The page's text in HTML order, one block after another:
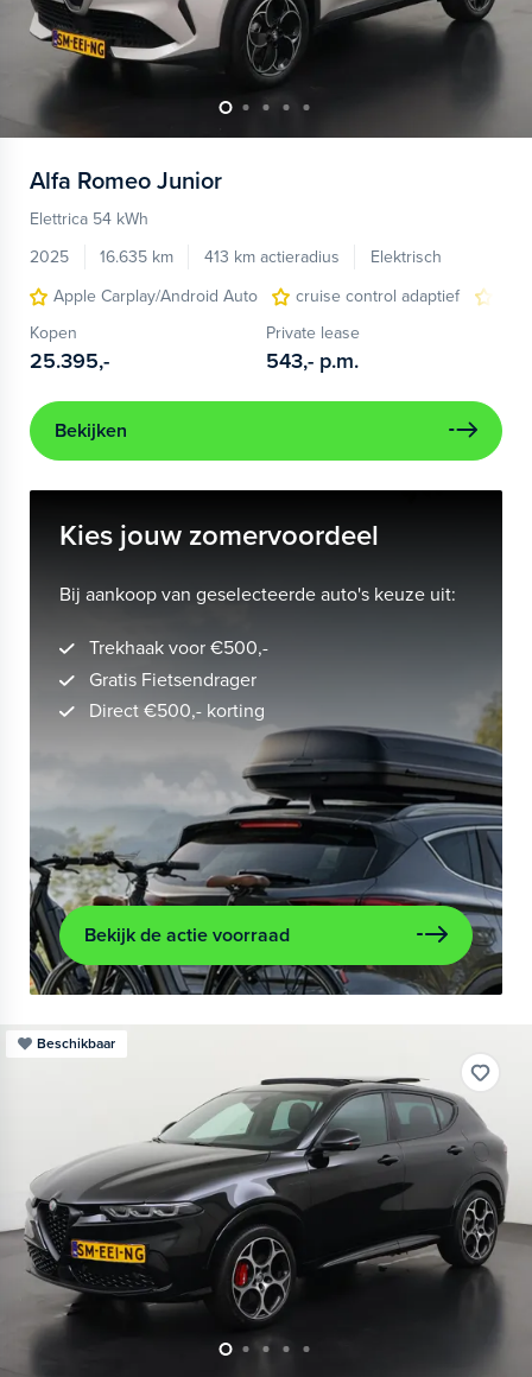
Alfa Romeo Junior
Elettrica 54 kWh
2025
16.635 km 413 km actieradius
Elektrisch
Apple Carplay/Android Auto
cruise control adaptief
Kopen
25.395,-
Private lease
543,- p.m.
Bekijken
Kies jouw zomervoordeel
Bij aankoop van geselecteerde auto's keuze uit:
Trekhaak voor €500,-
Gratis Fietsendrager
Direct €500,- korting
Bekijk de actie voorraad
Beschikbaar